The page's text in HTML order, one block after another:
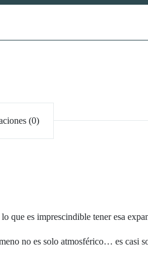
(0)
que es imprescindible tener esa
no es solo atmosférico… es casi